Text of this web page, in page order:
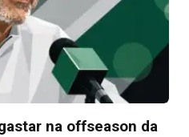
na offseason da